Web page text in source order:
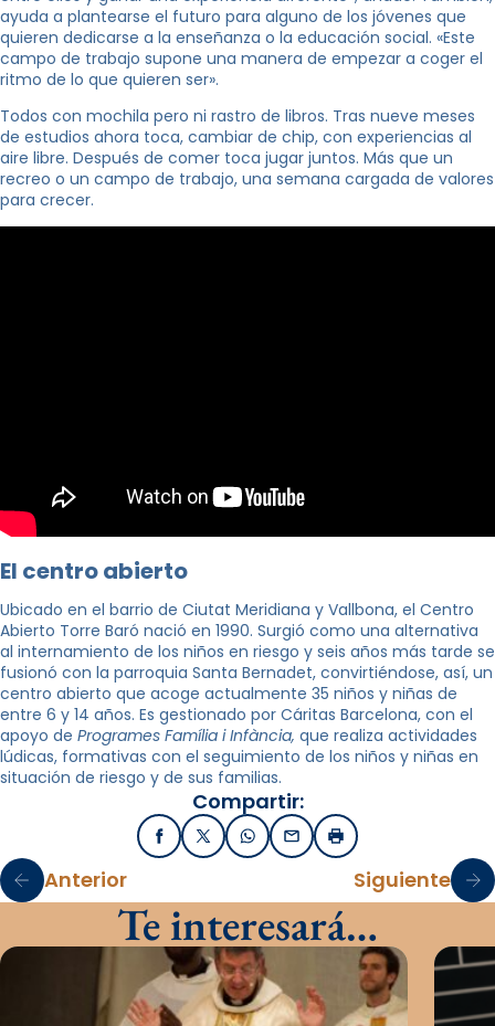
ayuda a plantearse el futuro para alguno de los jóvenes que
quieren dedicarse a la enseñanza o la educación social. «Este
campo de trabajo supone una manera de empezar a coger el
ritmo de lo que quieren ser».
Todos con mochila pero ni rastro de libros. Tras nueve meses
de estudios ahora toca, cambiar de chip, con experiencias al
aire libre. Después de comer toca jugar juntos. Más que un
recreo o un campo de trabajo, una semana cargada de valores
para crecer.
El centro abierto
Ubicado en el barrio de Ciutat Meridiana y Vallbona, el Centro
Abierto Torre Baró nació en 1990. Surgió como una alternativa
al internamiento de los niños en riesgo y seis años más tarde se
fusionó con la parroquia Santa Bernadet, convirtiéndose, así, un
centro abierto que acoge actualmente 35 niños y niñas de
entre 6 y 14 años. Es gestionado por Cáritas Barcelona, ​​con el
apoyo de Programes Família i Infància, que realiza actividades
lúdicas, formativas con el seguimiento de los niños y niñas en
situación de riesgo y de sus familias.
Compartir:
FacebookX / TwitterWhatsApp
EmailImprimir
Anterior Siguiente
Te interesará…